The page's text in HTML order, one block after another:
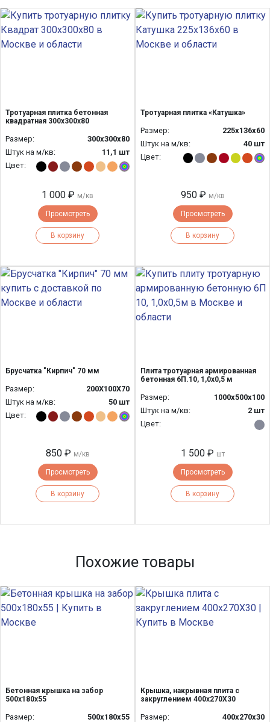
Тротуарная плитка бетонная
квадратная 300х300х80
Размер:
300х300х80
Штук на м/кв:
11,1 шт
Цвет:
1 000 ₽ м/кв
Просмотреть
В корзину
Тротуарная плитка «Катушка»
Размер:
225х136х60
Штук на м/кв:
40 шт
Цвет:
950 ₽ м/кв
Просмотреть
В корзину
Брусчатка "Кирпич" 70 мм
Размер:
200Х100Х70
Штук на м/кв:
50 шт
Цвет:
850 ₽ м/кв
Просмотреть
В корзину
Плита тротуарная армированная
бетонная 6П.10, 1,0х0,5 м
Размер:
1000х500х100
Штук на м/кв:
2 шт
Цвет:
1 500 ₽ шт
Просмотреть
В корзину
Похожие товары
Бетонная крышка на забор
500х180х55
Размер:
500х180х55
Крышка, накрывная плита с
закруглением 400x270Х30
Размер:
400х270х30